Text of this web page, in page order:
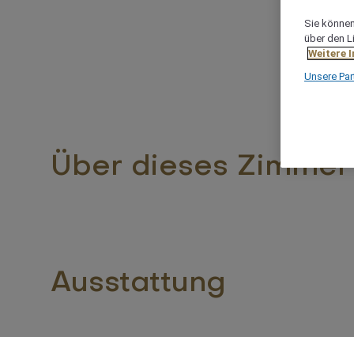
Über dieses Zimmer
Ausstattung
Sie
über den
Weitere
Unsere